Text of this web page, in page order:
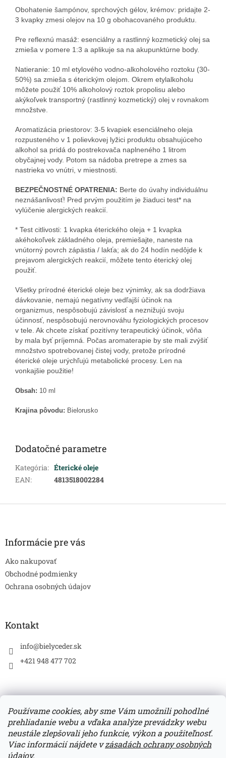
Používame cookies, aby sme Vám umožnili pohodlné
prehliadanie webu a vďaka analýze prevádzky webu
neustále zlepšovali jeho funkcie, výkon a použiteľnosť.
Viac informácií nájdete vzásadách ochrany osobných
údajov.
Obohatenie šampónov, sprchových gélov, krémov: pridajte 2-
3 kvapky zmesi olejov na 10 g obohacovaného produktu.
Pre reflexnú masáž: esenciálny a rastlinný kozmetický olej sa
zmieša v pomere 1:3 a aplikuje sa na akupunktúrne body.
Natieranie: 10 ml etylového vodno-alkoholového roztoku (30-
50%) sa zmieša s éterickým olejom. Okrem etylalkoholu
môžete použiť 10% alkoholový roztok propolisu alebo
akýkoľvek transportný (rastlinný kozmetický) olej v rovnakom
množstve.
Aromatizácia priestorov: 3-5 kvapiek esenciálneho oleja
rozpusteného v 1 polievkovej lyžici produktu obsahujúceho
alkohol sa pridá do postrekovača naplneného 1 litrom
obyčajnej vody. Potom sa nádoba pretrepe a zmes sa
nastrieka vo vnútri, v miestnosti.
BEZPEČNOSTNÉ OPATRENIA: Berte do úvahy individuálnu
neznášanlivosť! Pred prvým použitím je žiaduci test* na
vylúčenie alergických reakcií.
* Test citlivosti: 1 kvapka éterického oleja + 1 kvapka
akéhokoľvek základného oleja, premiešajte, naneste na
vnútorný povrch zápästia / lakťa; ak do 24 hodín nedôjde k
prejavom alergických reakcií, môžete tento éterický olej
použiť.
Všetky prírodné éterické oleje bez výnimky, ak sa dodržiava
dávkovanie, nemajú negatívny vedľajší účinok na
organizmus, nespôsobujú závislosť a neznižujú svoju
účinnosť, nespôsobujú nerovnováhu fyziologických procesov
v tele. Ak chcete získať pozitívny terapeutický účinok, vôňa
by mala byť príjemná. Počas aromaterapie by ste mali zvýšiť
množstvo spotrebovanej čistej vody, pretože prírodné
éterické oleje urýchľujú metabolické procesy. Len na
vonkajšie použitie!
Obsah: 10 ml
Krajina pôvodu: Bielorusko
Dodatočné parametre
Kategória: Éterické oleje
EAN: 4813518002284
Z
Informácie pre vás
Ako nakupovať
Obchodné podmienky
Ochrana osobných údajov
Kontakt
info@bielyceder.sk
+421 948 477 702
Zboží.cz Heureka.sk